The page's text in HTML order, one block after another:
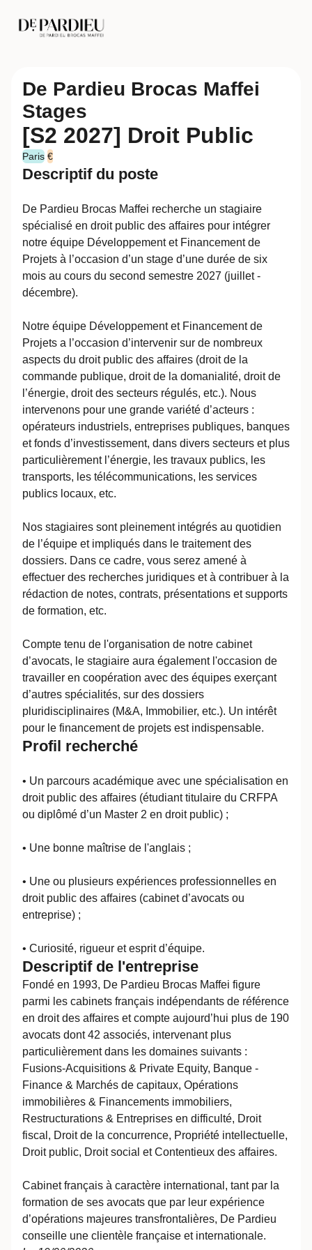
De Pardieu Brocas Maffei
Stages
[S2 2027] Droit Public
Paris €
Descriptif du poste
De Pardieu Brocas Maffei recherche un stagiaire
spécialisé en droit public des affaires pour intégrer
notre équipe Développement et Financement de
Projets à l’occasion d’un stage d’une durée de six
mois au cours du second semestre 2027 (juillet -
décembre).
Notre équipe Développement et Financement de
Projets a l’occasion d’intervenir sur de nombreux
aspects du droit public des affaires (droit de la
commande publique, droit de la domanialité, droit de
l’énergie, droit des secteurs régulés, etc.). Nous
intervenons pour une grande variété d’acteurs :
opérateurs industriels, entreprises publiques, banques
et fonds d’investissement, dans divers secteurs et plus
particulièrement l’énergie, les travaux publics, les
transports, les télécommunications, les services
publics locaux, etc.
Nos stagiaires sont pleinement intégrés au quotidien
de l’équipe et impliqués dans le traitement des
dossiers. Dans ce cadre, vous serez amené à
effectuer des recherches juridiques et à contribuer à la
rédaction de notes, contrats, présentations et supports
de formation, etc.
Compte tenu de l'organisation de notre cabinet
d’avocats, le stagiaire aura également l'occasion de
travailler en coopération avec des équipes exerçant
d’autres spécialités, sur des dossiers
pluridisciplinaires (M&A, Immobilier, etc.). Un intérêt
pour le financement de projets est indispensable.
Profil recherché
• Un parcours académique avec une spécialisation en
droit public des affaires (étudiant titulaire du CRFPA
ou diplômé d’un Master 2 en droit public) ;
• Une bonne maîtrise de l'anglais ;
• Une ou plusieurs expériences professionnelles en
droit public des affaires (cabinet d’avocats ou
entreprise) ;
• Curiosité, rigueur et esprit d’équipe.
Descriptif de l'entreprise
Fondé en 1993, De Pardieu Brocas Maffei figure
parmi les cabinets français indépendants de référence
en droit des affaires et compte aujourd’hui plus de 190
avocats dont 42 associés, intervenant plus
particulièrement dans les domaines suivants :
Fusions-Acquisitions & Private Equity, Banque -
Finance & Marchés de capitaux, Opérations
immobilières & Financements immobiliers,
Restructurations & Entreprises en difficulté, Droit
fiscal, Droit de la concurrence, Propriété intellectuelle,
Droit public, Droit social et Contentieux des affaires.
Cabinet français à caractère international, tant par la
formation de ses avocats que par leur expérience
d’opérations majeures transfrontalières, De Pardieu
conseille une clientèle française et internationale.